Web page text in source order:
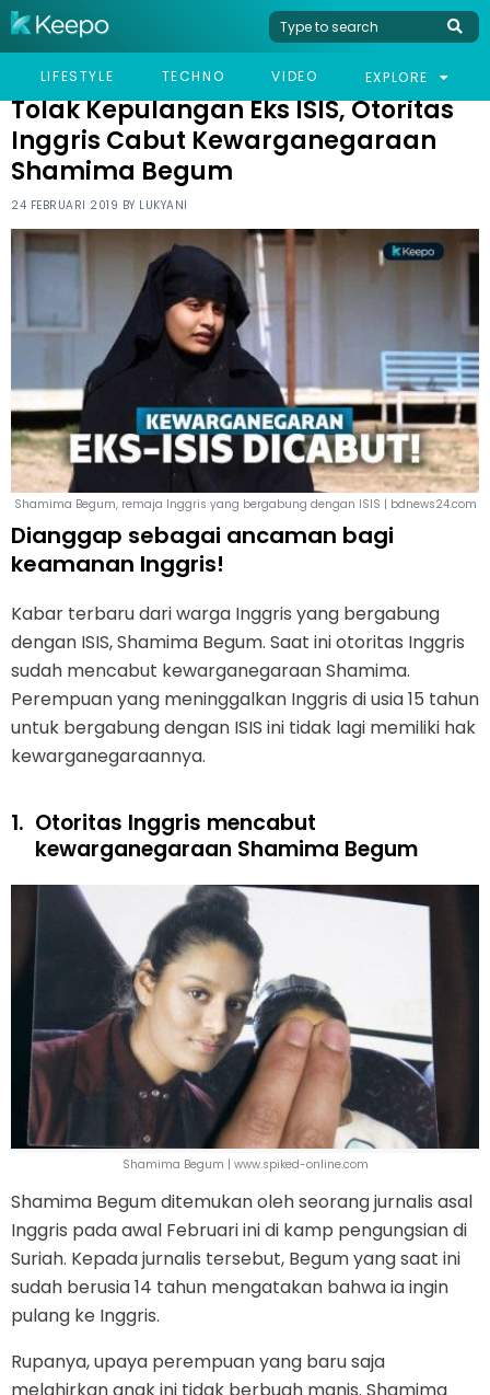
LIFESTYLE TECHNO VIDEO EXPLORE
HOME NEWS
TOLAK KEPULANGAN EKS ISIS, OTORITAS INGGRIS CABUT
Tolak Kepulangan Eks ISIS, Otoritas
Inggris Cabut Kewarganegaraan
Shamima Begum
24 FEBRUARI 2019 BY LUKYANI
Shamima Begum, remaja Inggris yang bergabung dengan ISIS | bdnews24.com
Dianggap sebagai ancaman bagi
keamanan Inggris!
Kabar terbaru dari warga Inggris yang bergabung
dengan ISIS, Shamima Begum. Saat ini otoritas Inggris
sudah mencabut kewarganegaraan Shamima.
Perempuan yang meninggalkan Inggris di usia 15 tahun
untuk bergabung dengan ISIS ini tidak lagi memiliki hak
kewarganegaraannya.
1. Otoritas Inggris mencabut
kewarganegaraan Shamima Begum
Shamima Begum | www.spiked-online.com
Shamima Begum ditemukan oleh seorang jurnalis asal
Inggris pada awal Februari ini di kamp pengungsian di
Suriah. Kepada jurnalis tersebut, Begum yang saat ini
sudah berusia 14 tahun mengatakan bahwa ia ingin
pulang ke Inggris.
Rupanya, upaya perempuan yang baru saja
melahirkan anak ini tidak berbuah manis. Shamima